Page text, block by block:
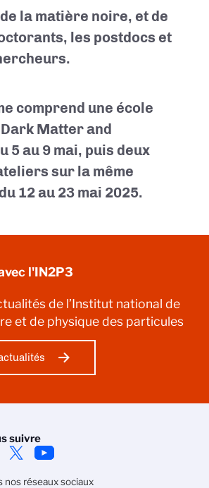
la matière noire, et de
les postdocs et
comprend une école
Matter and
5 au 9 mai, puis deux
sur la même
du 12 au 23 mai 2025.
l'IN2P3
de l’Institut national de
et de physique des particules
suivre
nos réseaux sociaux